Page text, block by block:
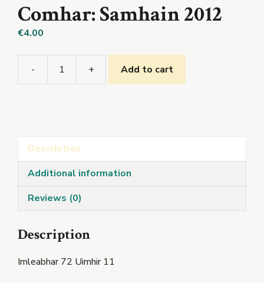
Comhar: Samhain 2012
€4.00
-
Comhar:
+ Add to cart
Description
Additional information
Reviews (0)
Description
Imleabhar 72 Uimhir 11